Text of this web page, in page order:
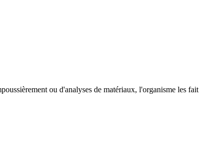
ou d'analyses de matériaux, l'organisme les fait